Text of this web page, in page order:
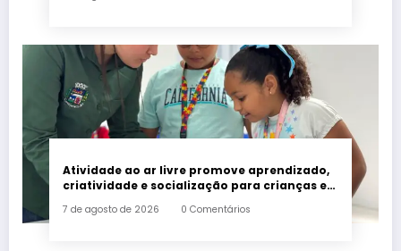
Atividade ao ar livre promove aprendizado,
criatividade e socialização para crianças e
7 de agosto de 2026 0 Comentários